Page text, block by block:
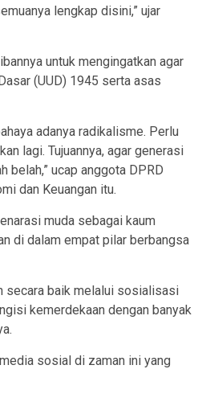
lengkap disini,” ujar
untuk mengingatkan agar
(UUD) 1945 serta asas
adanya radikalisme. Perlu
lagi. Tujuannya, agar generasi
belah,” ucap anggota DPRD
dan Keuangan itu.
muda sebagai kaum
di dalam empat pilar berbangsa
secara baik melalui sosialisasi
kemerdekaan dengan banyak
sosial di zaman ini yang